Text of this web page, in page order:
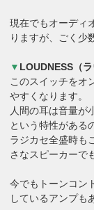
現在でもオーディ
りますが、ごく少
▼ LOUDNESS（ラ
このスイッチをオ
やすくなります。
人間の耳は音量が
という特性がある
ラジカセ全盛時も
さなスピーカーで
今でもトーンコン
しているアンプも